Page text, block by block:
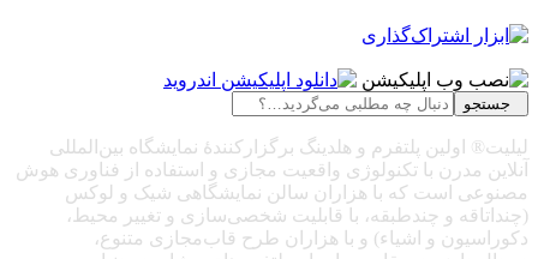
جستجو
لیلیت® اولین پلتفرم و هلدینگ برگزارکنندهٔ نمایشگاه بین‌المللی
آنلاین مدرن با تکنولوژی واقعیت مجازی و استفاده از فناوری هوش
مصنوعی است که با هزاران سالن نمایشگاهی شیک و لوکس
(چنداتاقه و چندطبقه، با قابلیت شخصی‌سازی و تغییر محیط،
دکوراسیون و اشیاء) و با هزاران طرح قاب‌مجازی متنوع،